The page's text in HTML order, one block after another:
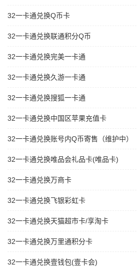
32一卡通兑换Q币卡
32一卡通兑换联通积分Q币
32一卡通兑换完美一卡通
32一卡通兑换久游一卡通
32一卡通兑换搜狐一卡通
32一卡通兑换中国区苹果充值卡
32一卡通兑换账号内Q币寄售（维护中）
32一卡通兑换唯品会礼品卡(唯品卡)
32一卡通兑换万商卡
32一卡通兑换飞银彩虹卡
32一卡通兑换天猫超市卡/享淘卡
32一卡通兑换万里通积分卡
32一卡通兑换壹钱包(壹卡会)